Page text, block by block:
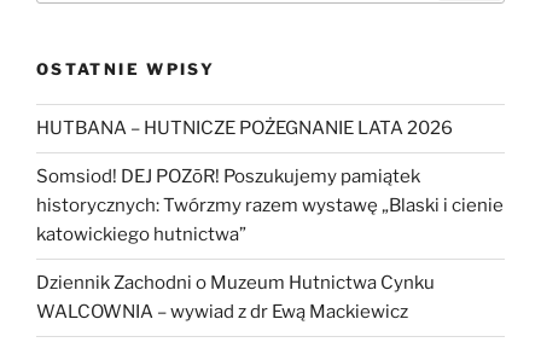
OSTATNIE WPISY
HUTBANA – HUTNICZE POŻEGNANIE LATA 2026
Somsiod! DEJ POZōR! Poszukujemy pamiątek
historycznych: Twórzmy razem wystawę „Blaski i cienie
katowickiego hutnictwa”
Dziennik Zachodni o Muzeum Hutnictwa Cynku
WALCOWNIA – wywiad z dr Ewą Mackiewicz